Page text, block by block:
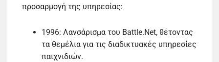
προσαρμογή της υπηρεσίας:
1996: Λανσάρισμα του Battle.Net, θέτοντας
τα θεμέλια για τις διαδικτυακές υπηρεσίες
παιχνιδιών.